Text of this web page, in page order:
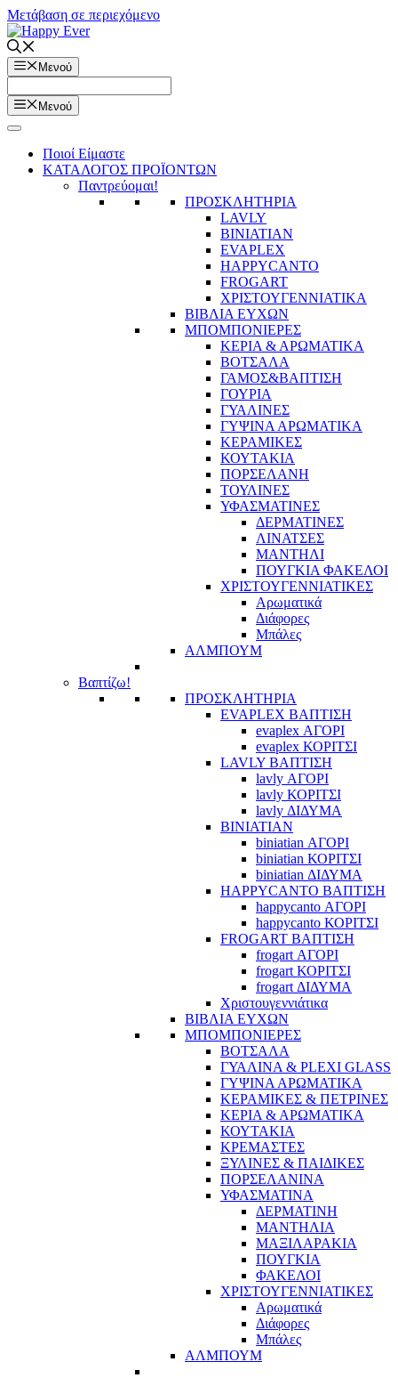
Μετάβαση σε περιεχόμενο
Μενού
Μενού
Ποιοί Είμαστε
ΚΑΤΑΛΟΓΟΣ ΠΡΟΪΟΝΤΩΝ
Παντρεύομαι!
ΠΡΟΣΚΛΗΤΗΡΙΑ
LAVLY
BINIATIAN
EVAPLEX
HAPPYCANTO
FROGART
ΧΡΙΣΤΟΥΓΕΝΝΙΑΤΙΚΑ
ΒΙΒΛΙΑ ΕΥΧΩΝ
ΜΠΟΜΠΟΝΙΕΡΕΣ
ΚΕΡΙΑ & ΑΡΩΜΑΤΙΚΑ
ΒΟΤΣΑΛΑ
ΓΑΜΟΣ&ΒΑΠΤΙΣΗ
ΓΟΥΡΙΑ
ΓΥΑΛΙΝΕΣ
ΓΥΨΙΝΑ ΑΡΩΜΑΤΙΚΑ
ΚΕΡΑΜΙΚΕΣ
ΚΟΥΤΑΚΙΑ
ΠΟΡΣΕΛΑΝΗ
ΤΟΥΛΙΝΕΣ
ΥΦΑΣΜΑΤΙΝΕΣ
ΔΕΡΜΑΤΙΝΕΣ
ΛΙΝΑΤΣΕΣ
ΜΑΝΤΗΛΙ
ΠΟΥΓΚΙΑ ΦΑΚΕΛΟΙ
ΧΡΙΣΤΟΥΓΕΝΝΙΑΤΙΚΕΣ
Αρωματικά
Διάφορες
Μπάλες
ΑΛΜΠΟΥΜ
Βαπτίζω!
ΠΡΟΣΚΛΗΤΗΡΙΑ
EVAPLEX ΒΑΠΤΙΣΗ
evaplex ΑΓΟΡΙ
evaplex ΚΟΡΙΤΣΙ
LAVLY ΒΑΠΤΙΣΗ
lavly ΑΓΟΡΙ
lavly ΚΟΡΙΤΣΙ
lavly ΔΙΔΥΜΑ
BINIATIAN
biniatian ΑΓΟΡΙ
biniatian ΚΟΡΙΤΣΙ
biniatian ΔΙΔΥΜΑ
HAPPYCANTO ΒΑΠΤΙΣΗ
happycanto ΑΓΟΡΙ
happycanto ΚΟΡΙΤΣΙ
FROGART ΒΑΠΤΙΣΗ
frogart ΑΓΟΡΙ
frogart ΚΟΡΙΤΣΙ
frogart ΔΙΔΥΜΑ
Χριστουγεννιάτικα
ΒΙΒΛΙΑ ΕΥΧΩΝ
ΜΠΟΜΠΟΝΙΕΡΕΣ
ΒΟΤΣΑΛΑ
ΓΥΑΛΙΝΑ & PLEXI GLASS
ΓΥΨΙΝΑ ΑΡΩΜΑΤΙΚΑ
ΚΕΡΑΜΙΚΕΣ & ΠΕΤΡΙΝΕΣ
ΚΕΡΙΑ & ΑΡΩΜΑΤΙΚΑ
ΚΟΥΤΑΚΙΑ
ΚΡΕΜΑΣΤΕΣ
ΞΥΛΙΝΕΣ & ΠΑΙΔΙΚΕΣ
ΠΟΡΣΕΛΑΝΙΝΑ
ΥΦΑΣΜΑΤΙΝA
ΔΕΡΜΑΤΙΝΗ
ΜΑΝΤΗΛΙΑ
ΜΑΞΙΛΑΡΑΚΙΑ
ΠΟΥΓΚΙΑ
ΦΑΚΕΛΟΙ
ΧΡΙΣΤΟΥΓΕΝΝΙΑΤΙΚΕΣ
Αρωματικά
Διάφορες
Μπάλες
ΑΛΜΠΟΥΜ